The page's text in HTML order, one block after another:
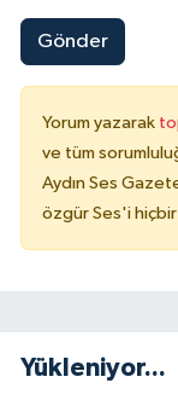
Gönder
Yorum yazarak
ve tüm
Aydın Ses
özgür Ses'i
Yükleniyor...